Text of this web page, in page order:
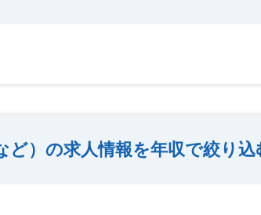
ど）の求人情報を年収で絞り込